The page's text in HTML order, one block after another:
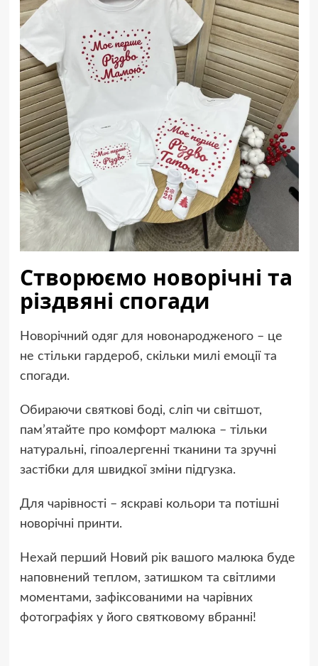
Створюємо новорічні та
різдвяні спогади
Новорічний одяг для новонародженого – це
не стільки гардероб, скільки милі емоції та
спогади.
Обираючи святкові боді, сліп чи світшот,
пам’ятайте про комфорт малюка – тільки
натуральні, гіпоалергенні тканини та зручні
застібки для швидкої зміни підгузка.
Для чарівності – яскраві кольори та потішні
новорічні принти.
Нехай перший Новий рік вашого малюка буде
наповнений теплом, затишком та світлими
моментами, зафіксованими на чарівних
фотографіях у його святковому вбранні!